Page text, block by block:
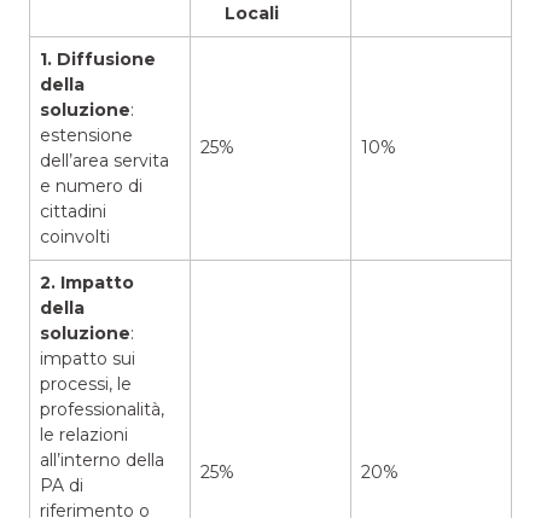
Locali
1. Diffusione
della
soluzione:
estensione
dell’area servita
e numero di
cittadini
coinvolti
25% 10%
2. Impatto
della
soluzione:
impatto sui
processi, le
professionalità,
le relazioni
all’interno della
PA di
riferimento o
25% 20%